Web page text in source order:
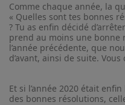
Comme chaque année, la
« Quelles sont tes bonnes
? Tu as enfin décidé
prend au moins une bonne
l’année précédente, que
d’avant, ainsi de suite.
Et si l’année 2020 était
des bonnes résolutions,